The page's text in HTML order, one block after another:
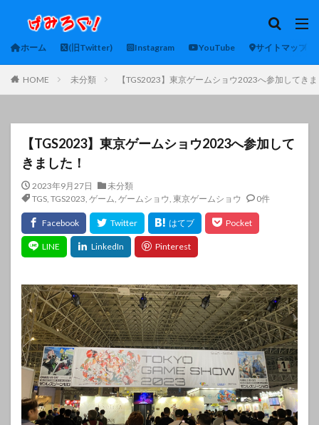
ホーム (旧Twitter) Instagram YouTube サイトマップ
HOME 未分類 【TGS2023】東京ゲームショウ2023へ参加してき
【TGS2023】東京ゲームショウ2023へ参加して
きました！
2023年9月27日
未分類
TGS, TGS2023, ゲーム, ゲームショウ, 東京ゲームショウ 0件